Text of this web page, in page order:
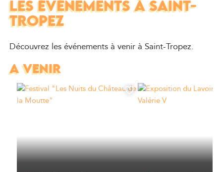
LES ÉVÉNEMENTS À SAINT-
TROPEZ
Découvrez les événements à venir à Saint-Tropez.
A VENIR